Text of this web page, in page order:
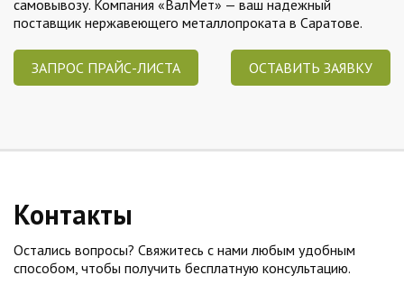
самовывозу. Компания «ВалМет» — ваш надежный
поставщик нержавеющего металлопроката в Саратове.
ЗАПРОС ПРАЙС-ЛИСТА ОСТАВИТЬ ЗАЯВКУ
Контакты
Остались вопросы? Свяжитесь с нами любым удобным
способом, чтобы получить бесплатную консультацию.